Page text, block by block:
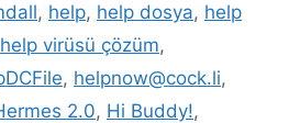
, help, help dosya, help
help virüsü çözüm,
, helpnow@cock.li,
2.0, Hi Buddy!,